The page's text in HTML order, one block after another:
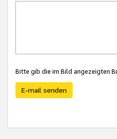
Bitte gib die im Bild angezeigten
E-mail senden